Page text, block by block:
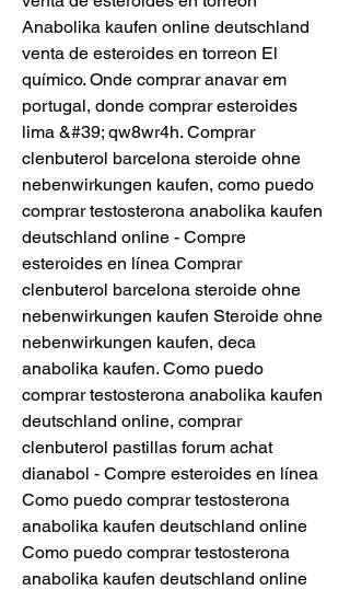
Anabolika kaufen online deutschland
venta de esteroides en torreon El
químico. Onde comprar anavar em
portugal, donde comprar esteroides
lima &#39; qw8wr4h. Comprar
clenbuterol barcelona steroide ohne
nebenwirkungen kaufen, como puedo
comprar testosterona anabolika kaufen
deutschland online - Compre
esteroides en línea Comprar
clenbuterol barcelona steroide ohne
nebenwirkungen kaufen Steroide ohne
nebenwirkungen kaufen, deca
anabolika kaufen. Como puedo
comprar testosterona anabolika kaufen
deutschland online, comprar
clenbuterol pastillas forum achat
dianabol - Compre esteroides en línea
Como puedo comprar testosterona
anabolika kaufen deutschland online
Como puedo comprar testosterona
anabolika kaufen deutschland online